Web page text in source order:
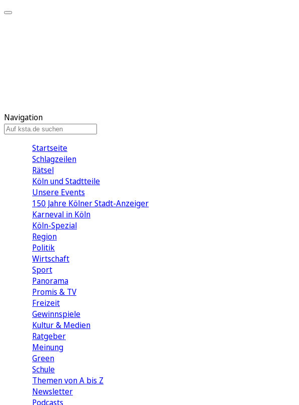
Navigation
Startseite
Schlagzeilen
Rätsel
Köln und Stadtteile
Unsere Events
150 Jahre Kölner Stadt-Anzeiger
Karneval in Köln
Köln-Spezial
Region
Politik
Wirtschaft
Sport
Panorama
Promis & TV
Freizeit
Gewinnspiele
Kultur & Medien
Ratgeber
Meinung
Green
Schule
Themen von A bis Z
Newsletter
Podcasts